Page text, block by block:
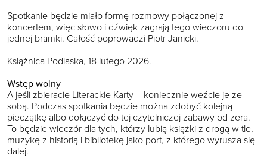
Spotkanie będzie miało formę rozmowy połączonej z
koncertem, więc słowo i dźwięk zagrają tego wieczoru do
jednej bramki. Całość poprowadzi Piotr Janicki.
Książnica Podlaska, 18 lutego 2026.
Wstęp wolny
A jeśli zbieracie Literackie Karty – koniecznie weźcie je ze
sobą. Podczas spotkania będzie można zdobyć kolejną
pieczątkę albo dołączyć do tej czytelniczej zabawy od zera.
To będzie wieczór dla tych, którzy lubią książki z drogą w tle,
muzykę z historią i bibliotekę jako port, z którego wyrusza się
dalej.